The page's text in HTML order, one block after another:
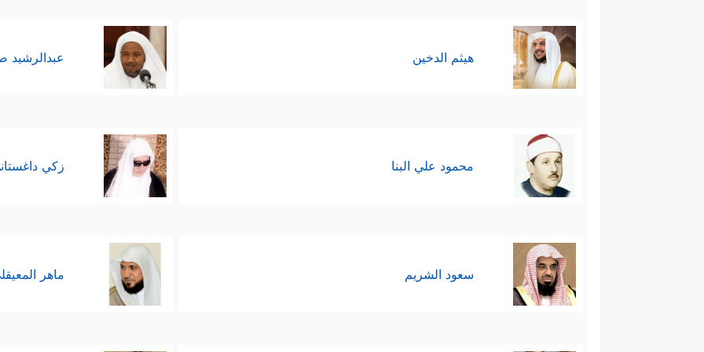
هيثم الدخين عبدالرشيد
محمود علي البنا زكي
سعود الشريم ماهر